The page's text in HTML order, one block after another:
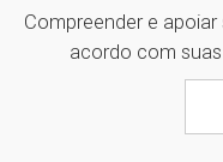
Compreender e
acordo com